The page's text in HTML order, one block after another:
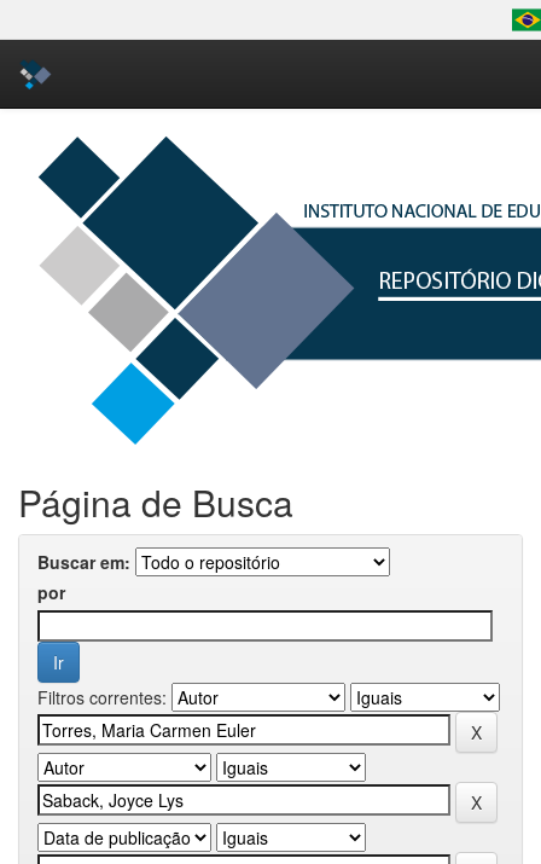
Skip
navigation
Página de Busca
Buscar em:
por
Filtros correntes: